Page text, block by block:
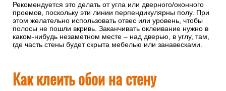
Рекомендуется это делать от угла или дверного/оконного
проемов, поскольку эти линии перпендикулярны полу. При
этом желательно использовать отвес или уровень, чтобы
полосы не пошли вкривь. Заканчивать оклеивание нужно в
каком-нибудь незаметном месте – над дверью, в углу, там,
где часть стены будет скрыта мебелью или занавесками.
Как клеить обои на стену